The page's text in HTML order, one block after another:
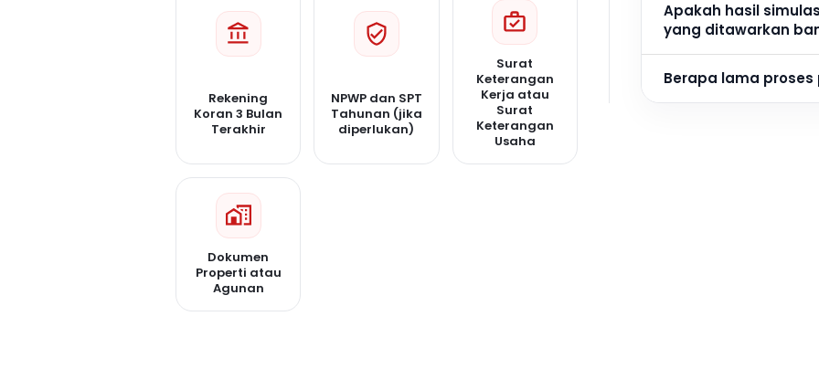
Rekening
Koran 3 Bulan
Terakhir
NPWP dan SPT
Tahunan (jika
diperlukan)
Surat
Keterangan
Kerja atau
Surat
Keterangan
Usaha
Dokumen
Properti atau
Agunan
Apakah hasil
yang ditawarkan
Berapa lama proses